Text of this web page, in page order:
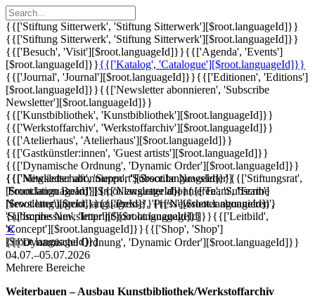
{{['Stiftung Sitterwerk', 'Stiftung Sitterwerk'][$root.languageId]}}
{{['Stiftung Sitterwerk', 'Stiftung Sitterwerk'][$root.languageId]}}
{{['Besuch', 'Visit'][$root.languageId]}}{{['Agenda', 'Events']
[$root.languageId]}}{{['Katalog', 'Catalogue'][$root.languageId]}}
{{['Journal', 'Journal'][$root.languageId]}}{{['Editionen', 'Editions']
[$root.languageId]}}{{['Newsletter abonnieren', 'Subscribe
Newsletter'][$root.languageId]}}
{{['Kunstbibliothek', 'Kunstbibliothek'][$root.languageId]}}
{{['Werkstoffarchiv', 'Werkstoffarchiv'][$root.languageId]}}
{{['Atelierhaus', 'Atelierhaus'][$root.languageId]}}
{{['Gastkünstler:innen', 'Guest artists'][$root.languageId]}}
{{['Dynamische Ordnung', 'Dynamic Order'][$root.languageId]}}
{{['Mitgliedschaft', 'Support'][$root.languageId]}}{{['Stiftungsrat',
'Foundation Board'][$root.languageId]}}{{['Team', 'Team']
[$root.languageId]}}{{['Presse', 'Press'][$root.languageId]}}
{{['Impressum', 'Imprint'][$root.languageId]}}{{['Leitbild',
'Concept'][$root.languageId]}}{{['Shop', 'Shop']
[$root.languageId]}}
{{['Newsletter abonnieren', 'Subscribe Newsletter']
[$root.languageId]}}{{['Newsletter abonnieren', 'Subscribe
Newsletter'][$root.languageId]}}{{['Newsletter abonnieren',
'Subscribe Newsletter'][$root.languageId]}}
✕
{{['Dynamische Ordnung', 'Dynamic Order'][$root.languageId]}}
04.07.–05.07.2026
Mehrere Bereiche
Weiterbauen – Ausbau Kunstbibliothek/Werkstoffarchiv